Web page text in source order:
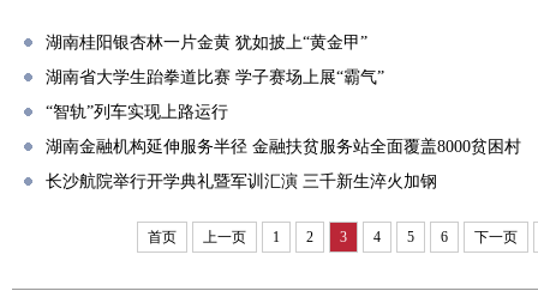
湖南桂阳银杏林一片金黄 犹如披上“黄金甲”
湖南省大学生跆拳道比赛 学子赛场上展“霸气”
“智轨”列车实现上路运行
湖南金融机构延伸服务半径 金融扶贫服务站全面覆盖8000贫困村
长沙航院举行开学典礼暨军训汇演 三千新生淬火加钢
首页 上一页 1 2 3 4 5 6 下一页